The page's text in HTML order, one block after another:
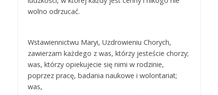
wolno odrzucać.
Wstawiennictwu Maryi, Uzdrowieniu Chorych,
zawierzam każdego z was, którzy jesteście chorzy;
was, którzy opiekujecie się nimi w rodzinie,
poprzez pracę, badania naukowe i wolontariat;
was,